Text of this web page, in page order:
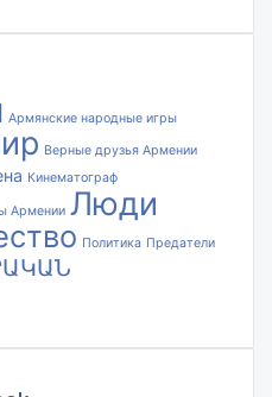
Армянские народные игры
Верные друзья Армении
Кинематограф
Армении Люди
Политика Предатели